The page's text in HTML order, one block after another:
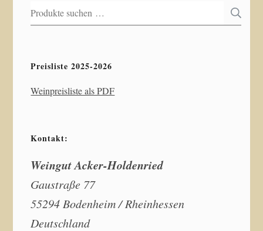
Suchen
nach:
Preisliste 2025-2026
Weinpreisliste als PDF
Kontakt:
Weingut Acker-Holdenried
Gaustraße 77
55294 Bodenheim / Rheinhessen
Deutschland